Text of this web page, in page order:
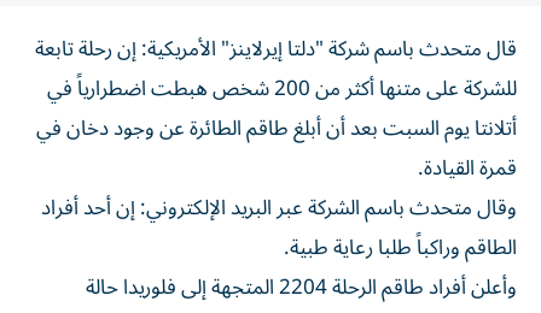
قال متحدث باسم ‌شركة "دلتا إيرلاينز" الأمريكية: إن رحلة ​تابعة
⁠للشركة على متنها ‌أكثر من ‌200 شخص هبطت اضطرارياً في
أتلانتا يوم السبت ‌بعد أن أبلغ طاقم ⁠الطائرة عن وجود دخان في
قمرة القيادة.
وقال متحدث باسم الشركة عبر البريد الإلكتروني: إن أحد أفراد
الطاقم ​وراكباً طلبا رعاية طبية.
وأعلن أفراد طاقم الرحلة 2204 المتجهة إلى ⁠فلوريدا حالة